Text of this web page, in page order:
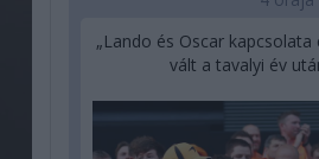
„Lando és Oscar
vált a tavalyi év